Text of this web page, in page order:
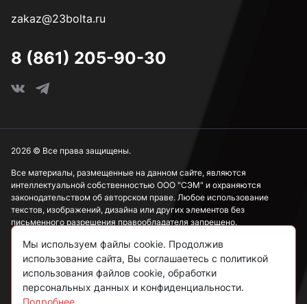
3,8 мм
4 мм
4,2 мм
zakaz@23bolta.ru
8 (861) 205-90-30
Все материалы, размещенные на данном сайте, являются
интеллектуальной собственностью ООО "СЭМ" и охраняются
законодательством об авторском праве. Любое использование
текстов, изображений, дизайна или других элементов без
письменного разрешения правообладателя запрещено.
Информация, представленная на сайте, носит исключительно
ознакомительный характер и не может рассматриваться как
публичная оферта в соответствии со ст. 437 ГК РФ.
2026 © Все права защищены.
Мы используем файлы cookie. Продолжив
использование сайта, Вы соглашаетесь с политикой
использования файлов cookie, обработки
персональных данных и конфиденциальности.
Подробнее